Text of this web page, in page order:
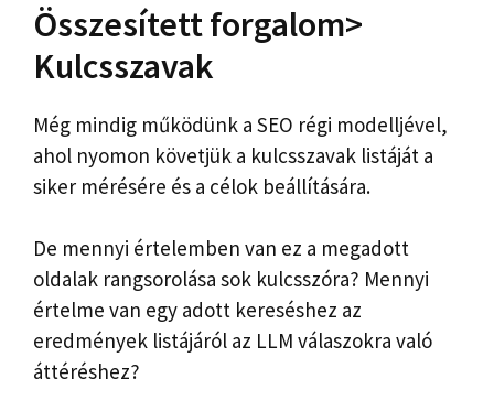
Összesített forgalom>
Kulcsszavak
Még mindig működünk a SEO régi modelljével,
ahol nyomon követjük a kulcsszavak listáját a
siker mérésére és a célok beállítására.
De mennyi értelemben van ez a megadott
oldalak rangsorolása sok kulcsszóra? Mennyi
értelme van egy adott kereséshez az
eredmények listájáról az LLM válaszokra való
áttéréshez?